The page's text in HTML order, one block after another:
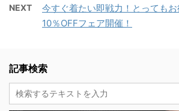
NEXT
今すぐ着たい即戦力！とっても
10％OFFフェア開催！
記事検索